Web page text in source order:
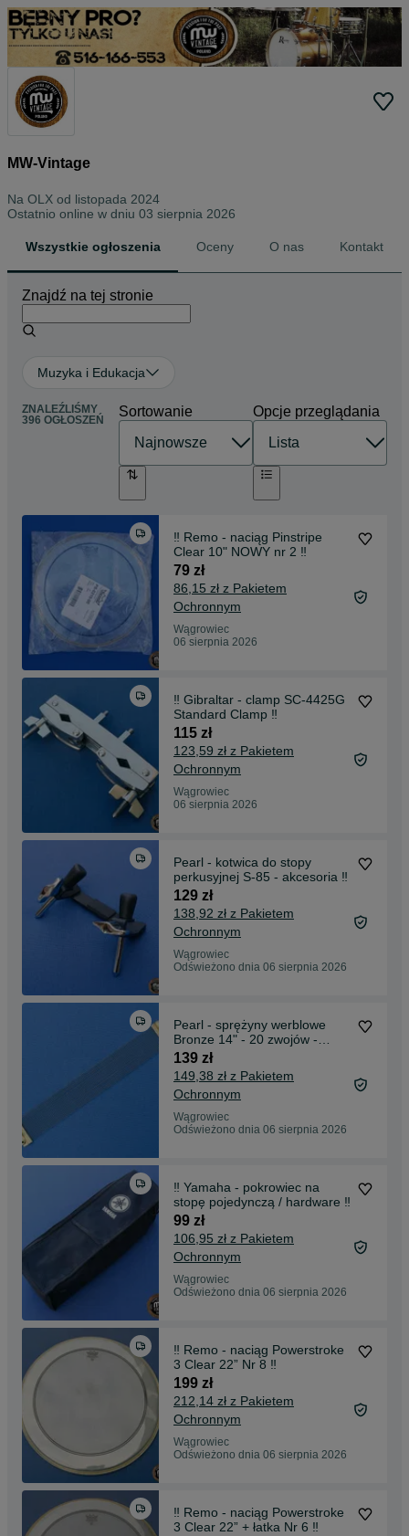
MW-Vintage
Na OLX od listopada 2024
Ostatnio online w dniu 03 sierpnia 2026
Wszystkie ogłoszenia Oceny O nas Kontakt
Znajdź na tej stronie
Muzyka i Edukacja
ZNALEŹLIŚMY
396 OGŁOSZEŃ
Sortowanie Opcje przeglądania
‼️ Remo - naciąg Pinstripe
Clear 10" NOWY nr 2 ‼️
79 zł
86,15 zł z Pakietem
Ochronnym
Wągrowiec
06 sierpnia 2026
‼️ Gibraltar - clamp SC-4425G
Standard Clamp ‼️
115 zł
123,59 zł z Pakietem
Ochronnym
Wągrowiec
06 sierpnia 2026
Pearl - kotwica do stopy
perkusyjnej S-85 - akcesoria ‼️
129 zł
138,92 zł z Pakietem
Ochronnym
Wągrowiec
Odświeżono dnia 06 sierpnia 2026
Pearl - sprężyny werblowe
Bronze 14" - 20 zwojów -
akcesoria ‼️
139 zł
149,38 zł z Pakietem
Ochronnym
Wągrowiec
Odświeżono dnia 06 sierpnia 2026
‼️ Yamaha - pokrowiec na
stopę pojedynczą / hardware ‼️
99 zł
106,95 zł z Pakietem
Ochronnym
Wągrowiec
Odświeżono dnia 06 sierpnia 2026
‼️ Remo - naciąg Powerstroke
3 Clear 22” Nr 8 ‼️
199 zł
212,14 zł z Pakietem
Ochronnym
Wągrowiec
Odświeżono dnia 06 sierpnia 2026
‼️ Remo - naciąg Powerstroke
3 Clear 22” + łatka Nr 6 ‼️